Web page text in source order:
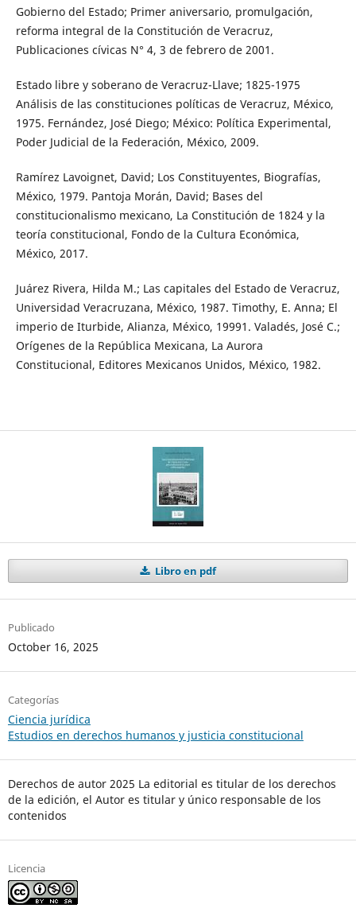
Gobierno del Estado; Primer aniversario, promulgación,
reforma integral de la Constitución de Veracruz,
Publicaciones cívicas N° 4, 3 de febrero de 2001.
Estado libre y soberano de Veracruz-Llave; 1825-1975
Análisis de las constituciones políticas de Veracruz, México,
1975. Fernández, José Diego; México: Política Experimental,
Poder Judicial de la Federación, México, 2009.
Ramírez Lavoignet, David; Los Constituyentes, Biografías,
México, 1979. Pantoja Morán, David; Bases del
constitucionalismo mexicano, La Constitución de 1824 y la
teoría constitucional, Fondo de la Cultura Económica,
México, 2017.
Juárez Rivera, Hilda M.; Las capitales del Estado de Veracruz,
Universidad Veracruzana, México, 1987. Timothy, E. Anna; El
imperio de Iturbide, Alianza, México, 19991. Valadés, José C.;
Orígenes de la República Mexicana, La Aurora
Constitucional, Editores Mexicanos Unidos, México, 1982.
Libro en pdf
Publicado
October 16, 2025
Categorías
Ciencia jurídica
Estudios en derechos humanos y justicia constitucional
Derechos de autor 2025 La editorial es titular de los derechos
de la edición, el Autor es titular y único responsable de los
contenidos
Licencia